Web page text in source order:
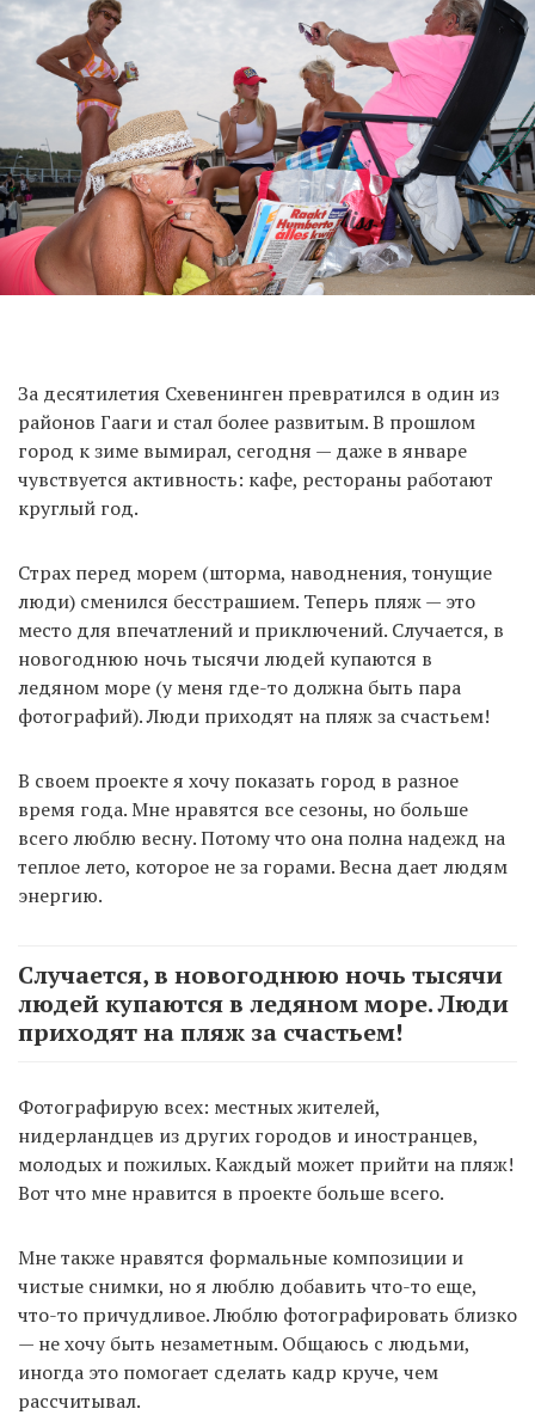
За десятилетия Схевенинген превратился в один из
районов Гааги и стал более развитым. В прошлом
город к зиме вымирал, сегодня — даже в январе
чувствуется активность: кафе, рестораны работают
круглый год.
Страх перед морем (шторма, наводнения, тонущие
люди) сменился бесстрашием. Теперь пляж — это
место для впечатлений и приключений. Случается, в
новогоднюю ночь тысячи людей купаются в
ледяном море (у меня где-то должна быть пара
фотографий). Люди приходят на пляж за счастьем!
В своем проекте я хочу показать город в разное
время года. Мне нравятся все сезоны, но больше
всего люблю весну. Потому что она полна надежд на
теплое лето, которое не за горами. Весна дает людям
энергию.
Случается, в новогоднюю ночь тысячи
людей купаются в ледяном море. Люди
приходят на пляж за счастьем!
Фотографирую всех: местных жителей,
нидерландцев из других городов и иностранцев,
молодых и пожилых. Каждый может прийти на пляж!
Вот что мне нравится в проекте больше всего.
Мне также нравятся формальные композиции и
чистые снимки, но я люблю добавить что-то еще,
что-то причудливое. Люблю фотографировать близко
— не хочу быть незаметным. Общаюсь с людьми,
иногда это помогает сделать кадр круче, чем
рассчитывал.